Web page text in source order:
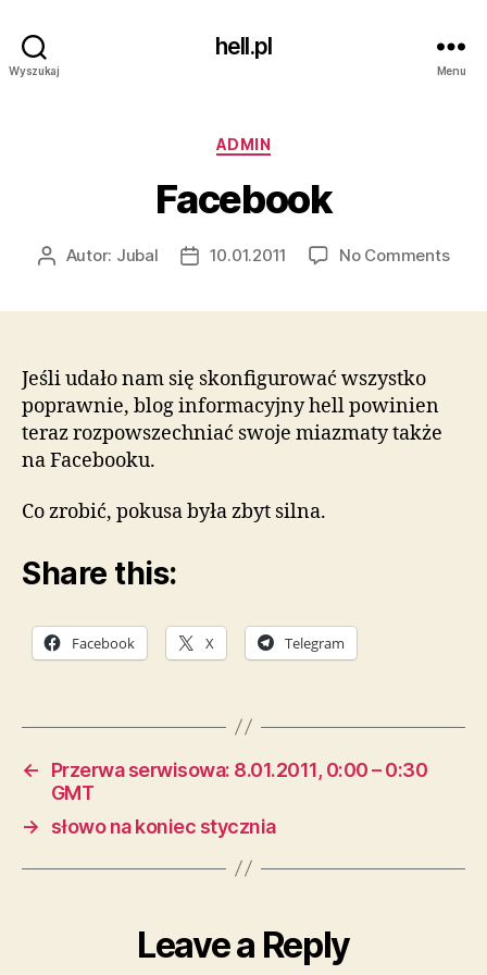
Wyszukaj
hell.pl
Menu
Kategorie
ADMIN
Facebook
AutorAutor: Jubal
Data10.01.2011 No Commentson
Jeśli udało nam się skonfigurować wszystko
poprawnie, blog informacyjny hell powinien
teraz rozpowszechniać swoje miazmaty także
na Facebooku.
Co zrobić, pokusa była zbyt silna.
Share this:
Facebook X Telegram
←
Przerwa serwisowa: 8.01.2011, 0:00 – 0:30
GMT
→
słowo na koniec stycznia
Leave a Reply